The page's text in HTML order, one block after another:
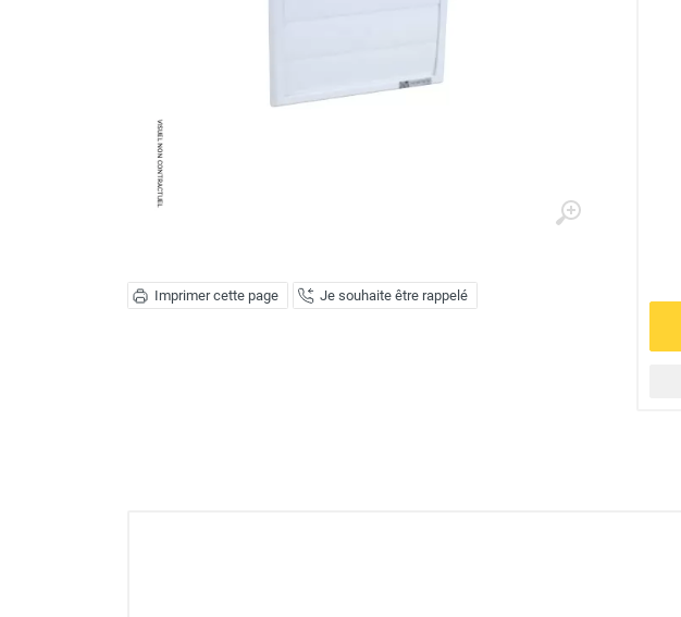
Ventilateur centrifuge
Ventilateur de sol
Ventilateur sur pied
Ventilateur de bureau
Extracteur d'air mural centrifuge
Imprimer cette page Je souhaite être rappelé